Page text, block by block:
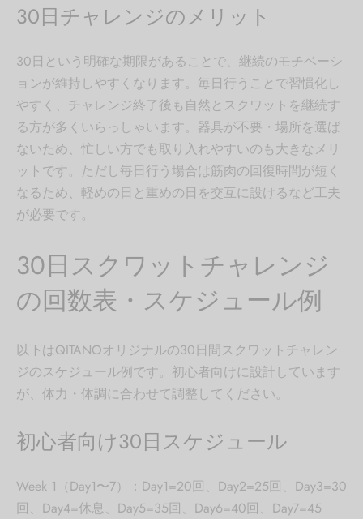
30日チャレンジのメリット
30日という明確な期限があることで、継続のモチベーシ
ョンが維持しやすくなります。毎日行うことで習慣化し
やすく、チャレンジ終了後も自然とスクワットを継続す
る方が多くいらっしゃいます。器具が不要・場所を選ば
ないため、忙しい方でも取り入れやすいのも大きなメリ
ットです。ただし毎日行う場合は筋肉の回復時間が短く
なるため、軽めの日と重めの日を交互に設けるなど工夫
が必要です。
30日スクワットチャレンジ
の回数表・スケジュール例
以下はQITANOオリジナルの30日間スクワットチャレン
ジのスケジュール例です。初心者向けに設計しています
が、体力・体調に合わせて調整してください。
初心者向け30日スケジュール
Week 1（Day1〜7）：Day1=20回、Day2=25回、Day3=30
回、Day4=休息、Day5=35回、Day6=40回、Day7=45